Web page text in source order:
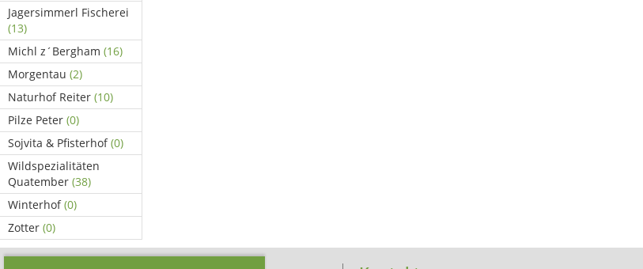
Jagersimmerl Fischerei
(13)
Michl z´Bergham (16)
Morgentau (2)
Naturhof Reiter (10)
Pilze Peter (0)
Sojvita & Pfisterhof(0)
Wildspezialitäten
Quatember (38)
Winterhof(0)
Zotter (0)